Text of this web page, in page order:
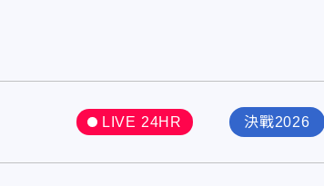
LIVE 24HR 決戰2026